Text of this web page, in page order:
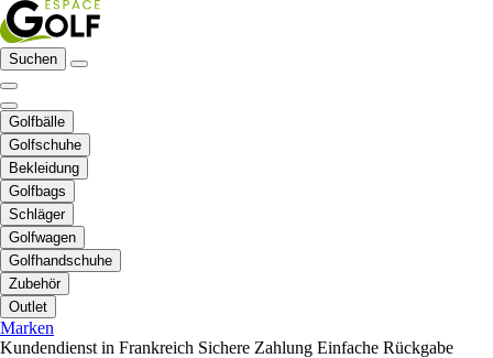
Suchen
Golfbälle
Golfschuhe
Bekleidung
Golfbags
Schläger
Golfwagen
Golfhandschuhe
Zubehör
Outlet
Marken
Kundendienst in Frankreich Sichere Zahlung Einfache Rückgabe